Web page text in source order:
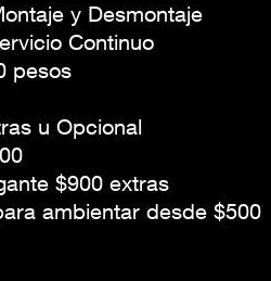
y Desmontaje
Continuo
pesos
u Opcional
$900 extras
ambientar desde $500